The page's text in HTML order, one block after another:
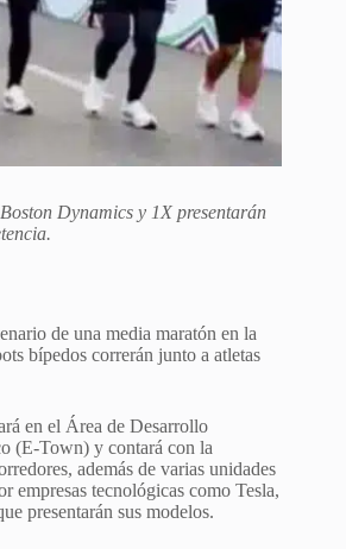
Dynamics y 1X presentarán
de una media maratón en la
bípedos correrán junto a atletas
en el Área de Desarrollo
(E-Town) y contará con la
además de varias unidades
empresas tecnológicas como Tesla,
presentarán sus modelos.